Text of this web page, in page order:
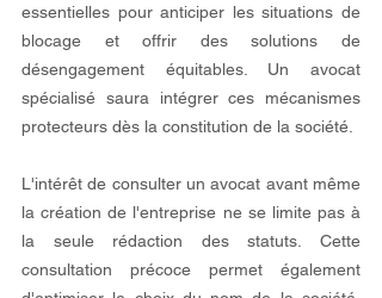
essentielles pour anticiper les situations de
blocage et offrir des solutions de
désengagement équitables. Un avocat
spécialisé saura intégrer ces mécanismes
protecteurs dès la constitution de la société.
L'intérêt de consulter un avocat avant même
la création de l'entreprise ne se limite pas à
la seule rédaction des statuts. Cette
consultation précoce permet également